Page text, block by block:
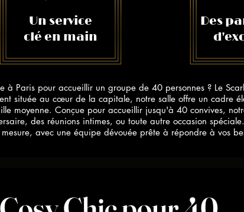
Un service
clé en main
à Paris pour accueillir un groupe de 40 personnes ? Le
située au cœur de la capitale, notre salle offre un cadre
moyenne. Conçue pour accueillir jusqu'à 40 convives,
des réunions intimes, ou toute autre occasion
avec une équipe dévouée prête à répondre à vos
Des